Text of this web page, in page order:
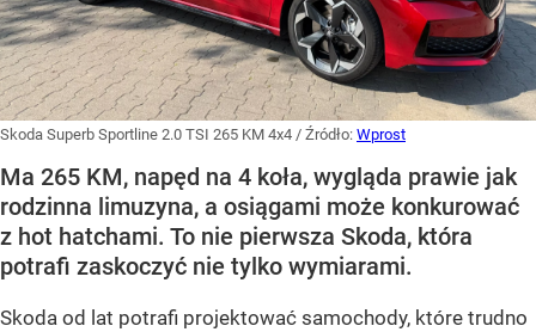
Skoda Superb Sportline 2.0 TSI 265 KM 4x4 / Źródło: Wprost
Ma 265 KM, napęd na 4 koła, wygląda prawie jak
rodzinna limuzyna, a osiągami może konkurować
z hot hatchami. To nie pierwsza Skoda, która
potrafi zaskoczyć nie tylko wymiarami.
Skoda od lat potrafi projektować samochody, które trudno